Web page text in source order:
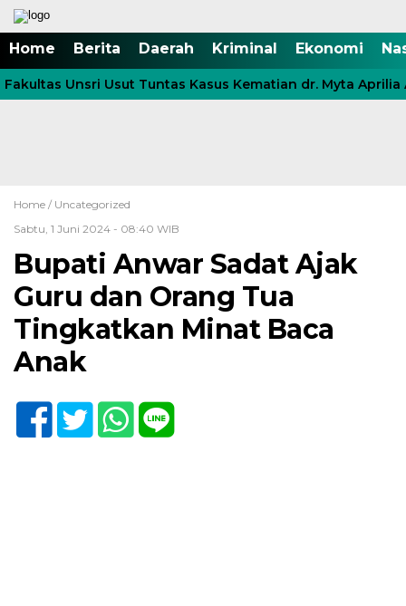
Home Berita Daerah Kriminal Ekonomi
Unsri Usut Tuntas Kasus Kematian dr. Myta Aprilia
Home / Uncategorized
Sabtu, 1 Juni 2024 - 08:40 WIB
Bupati Anwar Sadat Ajak
Guru dan Orang Tua
Tingkatkan Minat Baca
Anak